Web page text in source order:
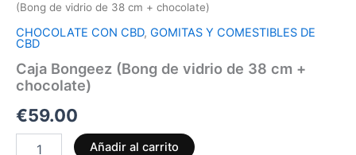
(Bong de vidrio de 38 cm + chocolate)
CHOCOLATE CON CBD, GOMITAS Y COMESTIBLES DE
CBD
Caja Bongeez (Bong de vidrio de 38 cm +
chocolate)
€59.00
Añadir al carrito